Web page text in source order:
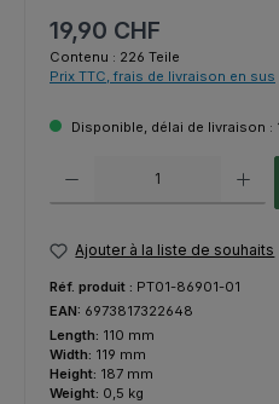
Prix régulier :
19,90 CHF
Contenu : 226 Teile
Prix TTC, frais de livraison en sus
Disponible, délai de livraison :
Ajouter à la liste de souhaits
Réf. produit : PT01-86901-01
EAN: 6973817322648
Length: 110 mm
Width: 119 mm
Height: 187 mm
Weight: 0,5 kg